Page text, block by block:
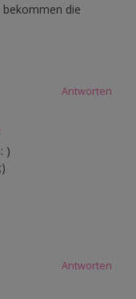
die
Antworten
)
Antworten